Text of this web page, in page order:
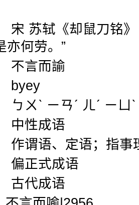
宋 苏轼《却鼠刀铭
亦何劳。”
不言而諭
byey
ㄅㄨˋ ㄧㄢˊ ㄦˊ ㄧㄩˋ
中性成语
作谓语、定语；指事
偏正式成语
古代成语